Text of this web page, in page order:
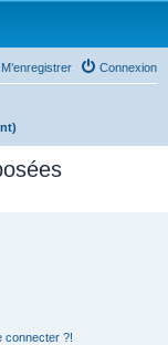
Connexion
M’enregistrer
connecter ?!